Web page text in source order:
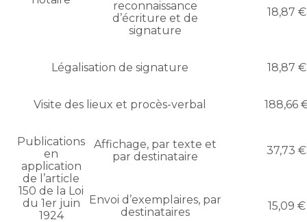
reconnaissance
d’écriture et de
signature
18,87 €
Légalisation de signature 18,87 €
Visite des lieux et procès-verbal 188,66
Publications
en
application
de l’article
150 de la Loi
du 1er juin
1924
Affichage, par texte et
par destinataire
37,73 €
Envoi d’exemplaires, par
destinataires
15,09 €